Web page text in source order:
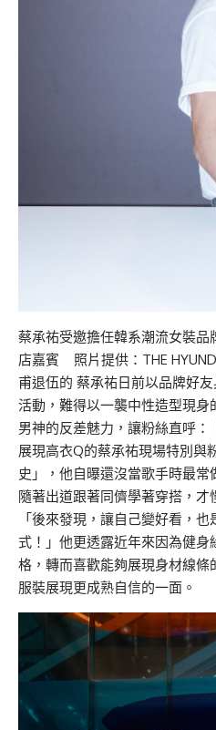
蔡承祐受邀擔任韓系潮流女裝品
店嘉賓 照片提供：THE
甫退伍的 蔡承祐日前以品牌好
活動，難得以一襲中性造型現
男神的反差魅力，讓粉絲直呼：
展現高衣Q的蔡承祐現場特別與
史」，他自曝還沒當歌手時最常
隨著出道跟著同儕學著穿搭，才
「後來發現，讓自己變好看，
式！」他更透露近年來因為健
格，轉而喜歡能夠展現身材線條
服裝展現更成熟自信的一面。